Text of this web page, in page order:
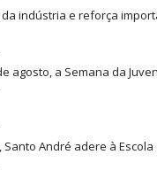
indústria e reforça
agosto, a Semana da
André adere à